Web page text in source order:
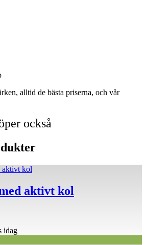
alltid de bästa priserna, och vår
också
aktivt kol
idag